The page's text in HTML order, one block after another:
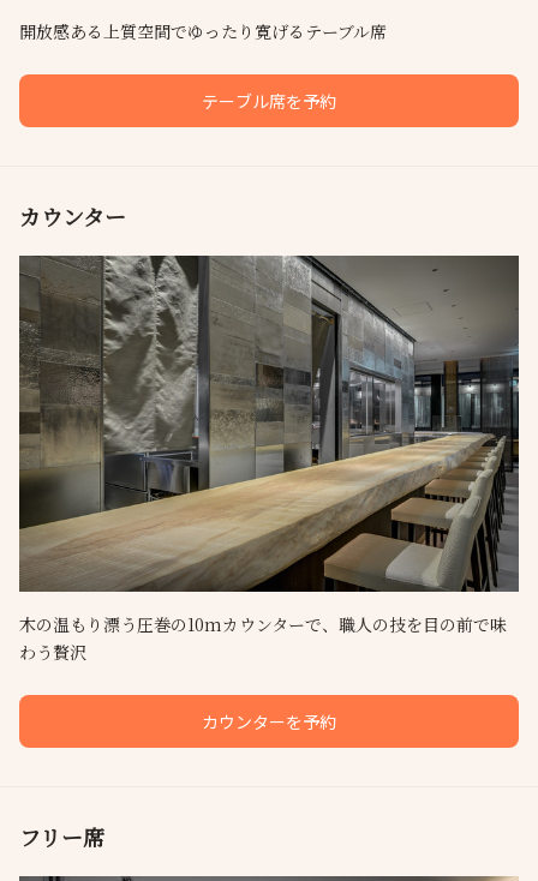
開放感ある上質空間でゆったり寛げるテーブル席
テーブル席を予約
カウンター
木の温もり漂う圧巻の10mカウンターで、職人の技を目の前で味
わう贅沢
カウンターを予約
フリー席